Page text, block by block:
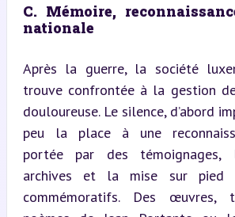
C. Mémoire,
nationale
Après la guerre, la société
trouve confrontée à la gestion
douloureuse. Le silence, d’abord
peu la place à une
portée par des témoignages,
archives et la mise sur pied
commémoratifs. Des